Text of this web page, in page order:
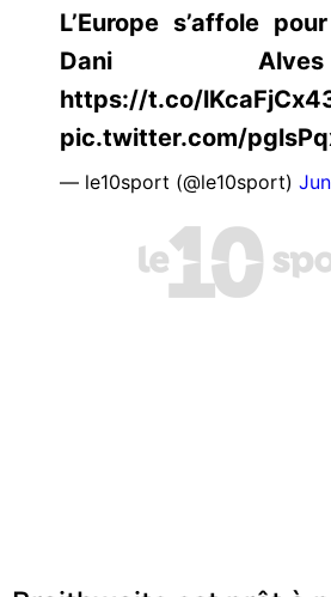
L’Europe s’affole
Dani
https://t.co/
pic.twitter.com/
— le10sport (@le10sport)